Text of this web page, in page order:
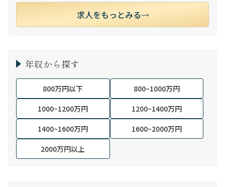
求人をもっとみる
年収から探す
800万円以下
800~1000万円
1000~1200万円
1200~1400万円
1400~1600万円
1600~2000万円
2000万円以上